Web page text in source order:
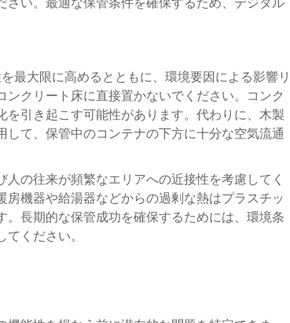
最大限に高めるとともに、環境要因による影響リ
クリート床に直接置かないでください。コンク
引き起こす可能性があります。代わりに、木製
て、保管中のコンテナの下方に十分な空気流通
の往来が頻繁なエリアへの近接性を考慮してく
機器や給湯器などからの過剰な熱はプラスチッ
長期的な保管成功を確保するためには、環境条
ください。